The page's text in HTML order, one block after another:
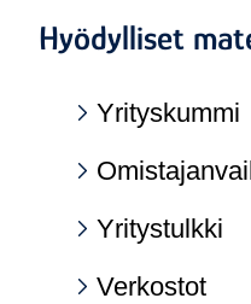
Hyödylliset
Yrityskummi
Yritystulkki
Verkostot